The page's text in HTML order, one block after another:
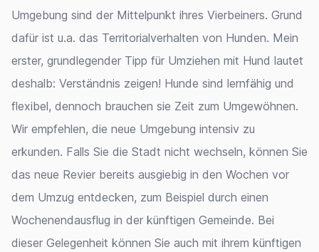
Umgebung sind der Mittelpunkt ihres Vierbeiners. Grund
dafür ist u.a. das Territorialverhalten von Hunden. Mein
erster, grundlegender Tipp für Umziehen mit Hund lautet
deshalb: Verständnis zeigen! Hunde sind lernfähig und
flexibel, dennoch brauchen sie Zeit zum Umgewöhnen.
Wir empfehlen, die neue Umgebung intensiv zu
erkunden. Falls Sie die Stadt nicht wechseln, können Sie
das neue Revier bereits ausgiebig in den Wochen vor
dem Umzug entdecken, zum Beispiel durch einen
Wochenendausflug in der künftigen Gemeinde. Bei
dieser Gelegenheit können Sie auch mit ihrem künftigen